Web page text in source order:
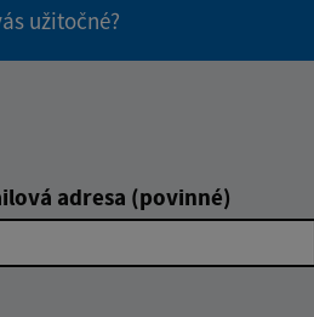
užitočné?
adresa (povinné)